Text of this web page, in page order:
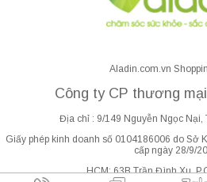
Aladin.com.vn
Công ty CP thương
Địa chỉ : 9/149 Nguyễn Ngọc Nại,
Giấy phép kinh doanh số 0104186006 do Sở
cấp ngày 28/9/
HCM: 63B Trần Đình Xu,